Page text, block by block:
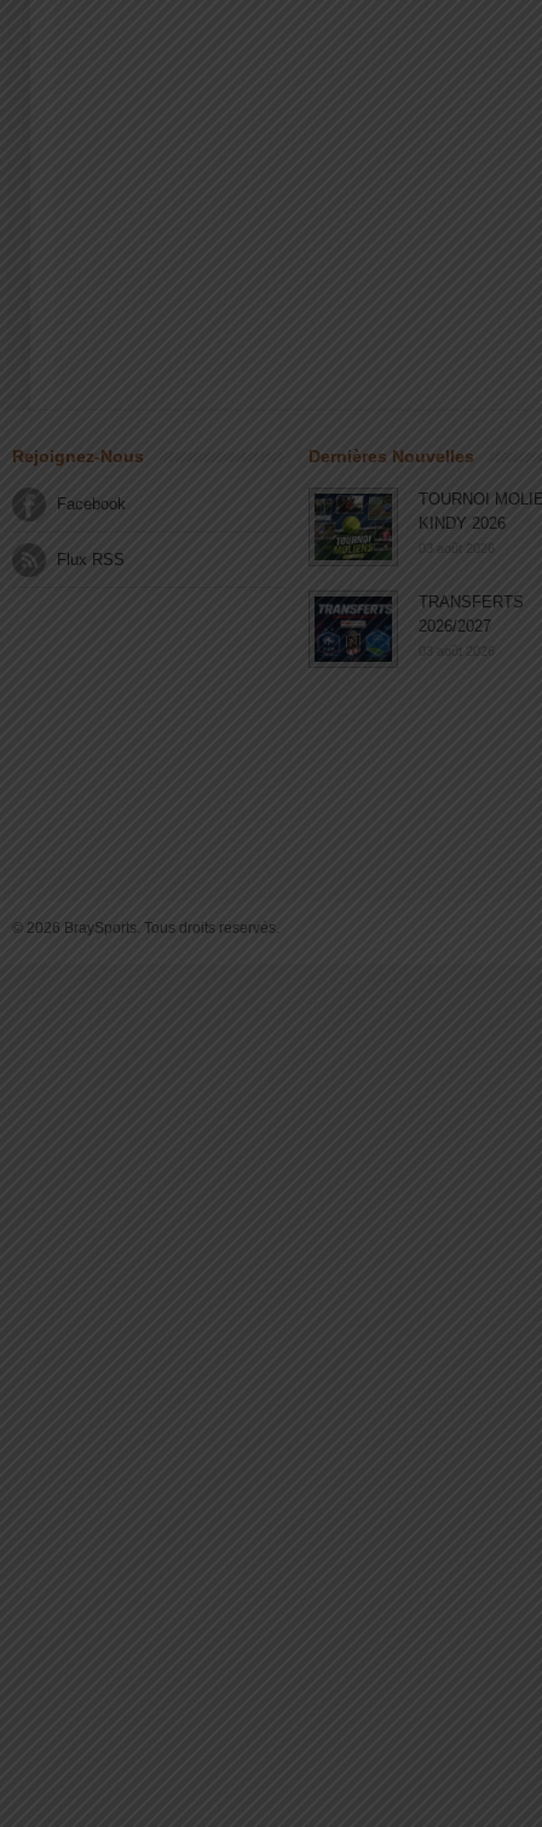
Rejoignez-Nous
Facebook
Flux RSS
Dernières Nouvelles
TOURNOI
KINDY 2026
03 août 2026
TRANSFERTS
2026/2027
03 août 2026
© 2026 BraySports. Tous droits reservés.